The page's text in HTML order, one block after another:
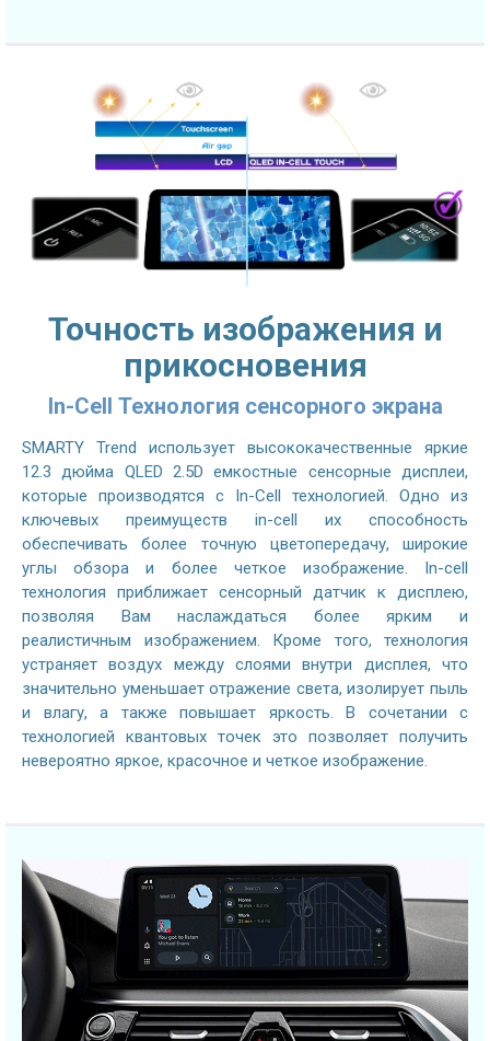
Точность изображения и
прикосновения
In-Cell Технология сенсорного экрана
SMARTY Trend использует высококачественные яркие
12.3 дюйма QLED 2.5D емкостные сенсорные дисплеи,
которые производятся с In-Cell технологией. Одно из
ключевых преимуществ in-cell их способность
обеспечивать более точную цветопередачу, широкие
углы обзора и более четкое изображение. In-cell
технология приближает сенсорный датчик к дисплею,
позволяя Вам наслаждаться более ярким и
реалистичным изображением. Кроме того, технология
устраняет воздух между слоями внутри дисплея, что
значительно уменьшает отражение света, изолирует пыль
и влагу, а также повышает яркость. В сочетании с
технологией квантовых точек это позволяет получить
невероятно яркое, красочное и четкое изображение.